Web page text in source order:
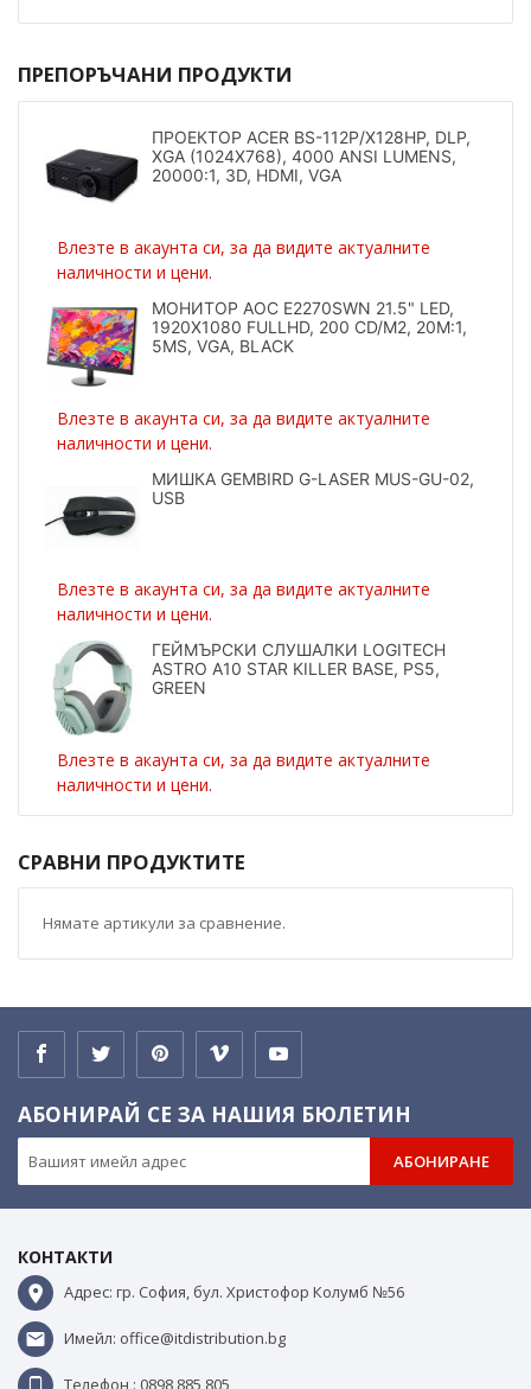
ПРЕПОРЪЧАНИ ПРОДУКТИ
ПРОЕКТОР ACER BS-112P/X128HP, DLP,
XGA (1024X768), 4000 ANSI LUMENS,
20000:1, 3D, HDMI, VGA
Влезте в акаунта си, за да видите актуалните
наличности и цени.
МОНИТОР AOC E2270SWN 21.5" LED,
1920X1080 FULLHD, 200 CD/M2, 20M:1,
5MS, VGA, BLACK
Влезте в акаунта си, за да видите актуалните
наличности и цени.
МИШКА GEMBIRD G-LASER MUS-GU-02,
USB
Влезте в акаунта си, за да видите актуалните
наличности и цени.
ГЕЙМЪРСКИ СЛУШАЛКИ LOGITECH
ASTRO A10 STAR KILLER BASE, PS5,
GREEN
Влезте в акаунта си, за да видите актуалните
наличности и цени.
СРАВНИ ПРОДУКТИТЕ
Нямате артикули за сравнение.
АБОНИРАЙ СЕ ЗА НАШИЯ БЮЛЕТИН
АБОНИРАНЕ
КОНТАКТИ
Адрес: гр. София, бул. Христофор Колумб №56
Имейл: office@itdistribution.bg
Телефон : 0898 885 805